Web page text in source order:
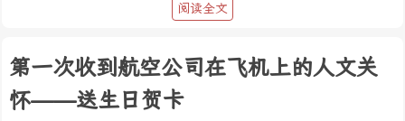
阅读全文
第一次收到航空公司在飞机上的人文关
怀——送生日贺卡